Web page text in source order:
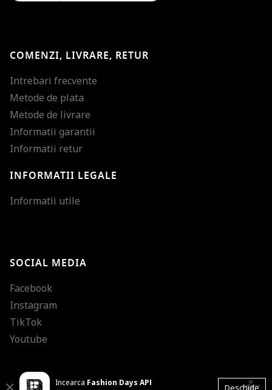
COMENZI, LIVRARE, RETUR
Intrebari frecvente
Metode de plata
Metode de livrare
Informatii garantii
Informatii retur
INFORMATII LEGALE
Informatii utile
SOCIAL MEDIA
Facebook
Instagram
TikTok
Youtube
Incearca Fashion Days APP Deschide
Close Cursor mare